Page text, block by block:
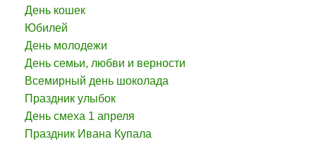
День кошек
Юбилей
День молодежи
День семьи, любви и верности
Всемирный день шоколада
Праздник улыбок
День смеха 1 апреля
Праздник Ивана Купала